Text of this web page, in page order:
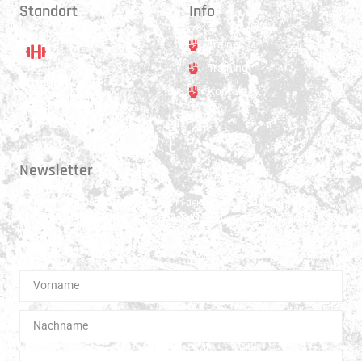
Standort
Standort
Hauptstrasse 31
3250 Lyss
Info
Trainer
Training
Kontakt
Newsletter
Erhalte 1x pro Quartal unsere News in dein Postfach. Darüber hinaus
teilen wir gerne Spannendes und Lehrreiches aus der Welt des Muay Thai
Boxen.